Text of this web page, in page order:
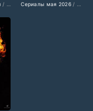
2026/Фильмы 2026/Новинки
/ Фильмы 2025/Драмы 2025
Сериалы мая 2026/